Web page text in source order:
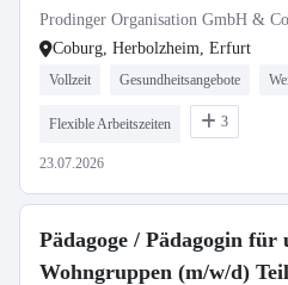
Prodinger Organisation GmbH &
Coburg, Herbolzheim, Erfurt
Vollzeit Gesundheitsangebote
Flexible Arbeitszeiten 3
23.07.2026
Pädagoge / Pädagogin für
Wohngruppen (m/w/d)